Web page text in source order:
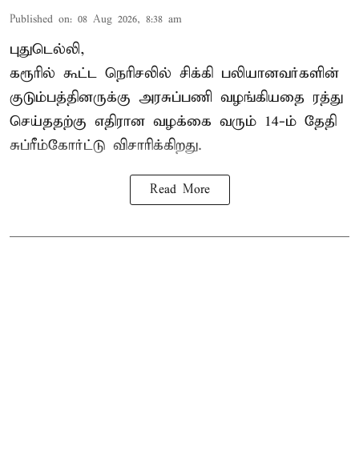
Published on: 08 Aug 2026, 8:38 am
புதுடெல்லி,
கரூரில் கூட்ட நெரிசலில் சிக்கி பலியானவர்களின்
குடும்பத்தினருக்கு அரசுப்பணி வழங்கியதை ரத்து
செய்ததற்கு எதிரான வழக்கை வரும் 14-ம் தேதி
சுப்ரீம்கோர்ட்டு விசாரிக்கிறது.
Read More